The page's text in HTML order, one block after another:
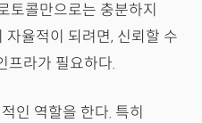
토콜만으로는 충분하지
자율적이 되려면, 신뢰할 수
프라가 필요하다.
인 역할을 한다. 특히